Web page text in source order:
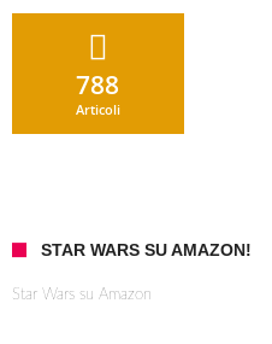
788
Articoli
STAR WARS SU AMAZON!
Star Wars su Amazon